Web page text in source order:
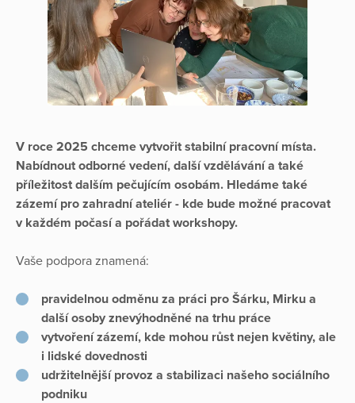
V roce 2025 chceme vytvořit stabilní pracovní místa.
Nabídnout odborné vedení, další vzdělávání a také
příležitost dalším pečujícím osobám. Hledáme také
zázemí pro zahradní ateliér - kde bude možné pracovat
v každém počasí a pořádat workshopy.
Vaše podpora znamená:
pravidelnou odměnu za práci pro Šárku, Mirku a
další osoby znevýhodněné na trhu práce
vytvoření zázemí, kde mohou růst nejen květiny, ale
i lidské dovednosti
udržitelnější provoz a stabilizaci našeho sociálního
podniku